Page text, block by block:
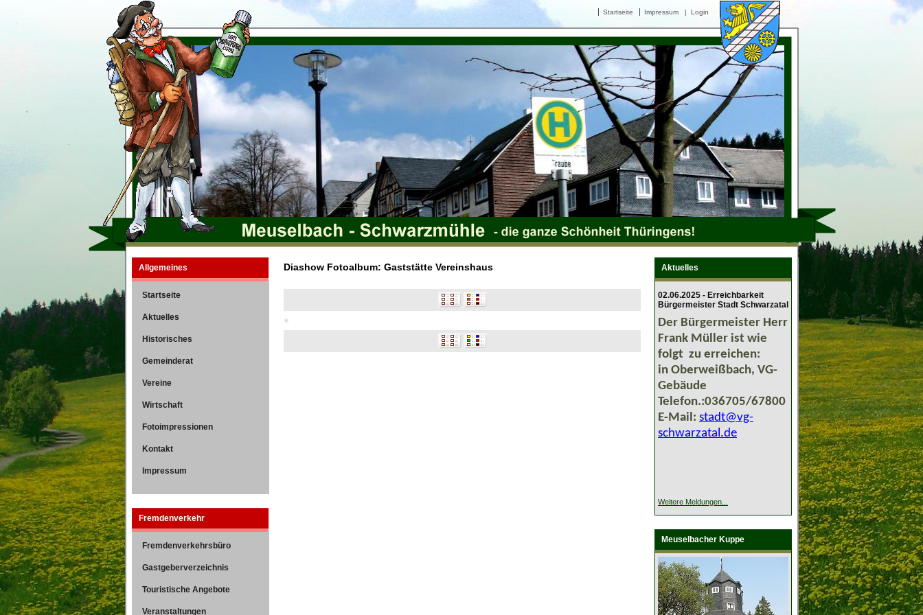
Startseite Impressum | Login
Diashow Fotoalbum: Gaststätte Vereinshaus Aktuelles
02.06.2025 - Erreichbarkeit
Bürgermeister Stadt Schwarzatal
Der Bürgermeister Herr
Frank Müller ist wie
folgt zu erreichen:
in Oberweißbach, VG-
Gebäude
Telefon.:036705/67800
E-Mail: stadt@vg-
schwarzatal.de
Weitere Meldungen...
Meuselbacher Kuppe
Allgemeines
Startseite
Aktuelles
Historisches
Gemeinderat
Vereine
Wirtschaft
Fotoimpressionen
Kontakt
Impressum
Fremdenverkehr
Fremdenverkehrsbüro
Gastgeberverzeichnis
Touristische Angebote
Veranstaltungen